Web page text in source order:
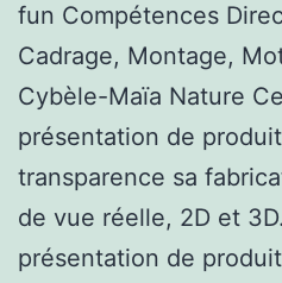
fun Compétences
Cadrage, Montage,
Cybèle-Maïa Nature
présentation de
transparence sa
de vue réelle, 2D et
présentation de